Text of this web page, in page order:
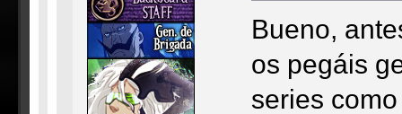
Bueno,
os pegáis
series